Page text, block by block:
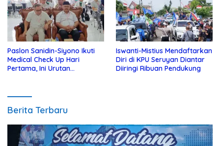
Paslon Sanidin-Siyono Ikuti
Medical Check Up Hari
Pertama, Ini Urutan
Iswanti-Mistius Mendaftarkan
Diri di KPU Seruyan Diantar
Diiringi Ribuan Pendukung
Berita Terbaru